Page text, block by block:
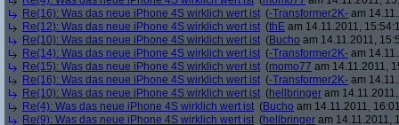
Re(16): Was das neue iPhone 4S wirklich wert ist (-Transformer2K- am
Re(12): Was das neue iPhone 4S wirklich wert ist (thE am 14.11.2011,
Re(10): Was das neue iPhone 4S wirklich wert ist (Bucho am 14.11.2011,
Re(14): Was das neue iPhone 4S wirklich wert ist (-Transformer2K- am
Re(15): Was das neue iPhone 4S wirklich wert ist (momo77 am 14.11.2011,
Re(16): Was das neue iPhone 4S wirklich wert ist (-Transformer2K- am
Re(10): Was das neue iPhone 4S wirklich wert ist (hellbringer am
Re(4): Was das neue iPhone 4S wirklich wert ist (Bucho am 14.11.2011,
Re(9): Was das neue iPhone 4S wirklich wert ist (hellbringer am 14.11.2011,